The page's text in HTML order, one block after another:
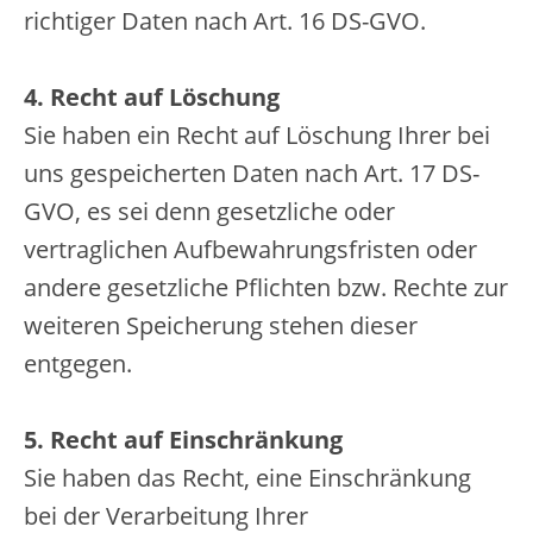
richtiger Daten nach Art. 16 DS-GVO.
4. Recht auf Löschung
Sie haben ein Recht auf Löschung Ihrer bei
uns gespeicherten Daten nach Art. 17 DS-
GVO, es sei denn gesetzliche oder
vertraglichen Aufbewahrungsfristen oder
andere gesetzliche Pflichten bzw. Rechte zur
weiteren Speicherung stehen dieser
entgegen.
5. Recht auf Einschränkung
Sie haben das Recht, eine Einschränkung
bei der Verarbeitung Ihrer